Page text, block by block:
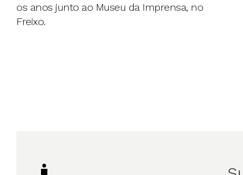
os anos junto ao Museu da Imprensa, no
Freixo.